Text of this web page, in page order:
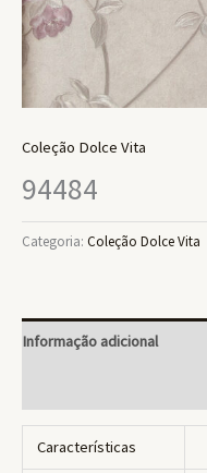
Coleção Dolce Vita
94484
Categoria: Coleção Dolce Vita
Informação adicional
Características